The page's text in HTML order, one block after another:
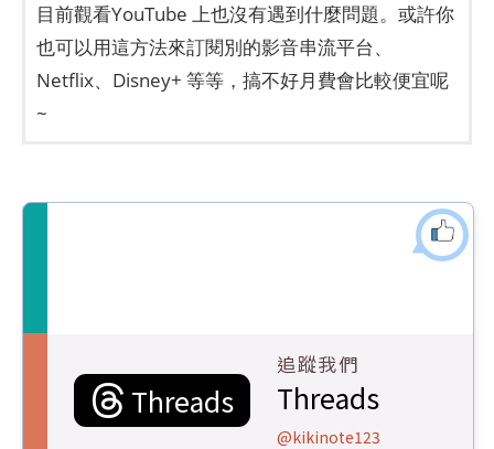
目前觀看YouTube 上也沒有遇到什麼問題。或許你
也可以用這方法來訂閱別的影音串流平台、
Netflix、Disney+ 等等，搞不好月費會比較便宜呢
~
Threads
追蹤我們
Threads
@kikinote123